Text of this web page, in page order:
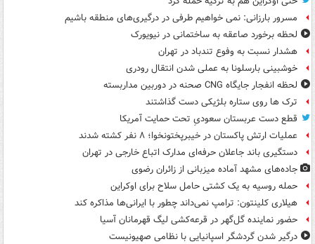
مسرور بارزانی: نمی خواهیم طرفی در درگیری‌های منطقه باشیم
لحظه برخورد صاعقه به ساختمانی در نیویورک
هشدار نسبت به وفوع تندباد در تهران
خوشبینی بارسلونا به عملی شدن انتقال رودری
لحظه انفجار جایگاه CNG صحنه در دوربین مداربسته
ترک ها روی ستاره بلژیکی دست گذاشتند
قطع دست عربستان سعودیِ تحت حمایت آمریکا
عملیات ارتش پاکستان در خیبرپختونخوا؛ ۸ نفر کشته شدند
دستگیری باند جاعلان حرفه‌ای مدارک اتباع خارجی در تهران
جاده‌های مشهد آماده میزبانی از زائران رضوی
حمله روسیه به یک کشتی حامل سلاح برای اوکراین
هیلاری کلینتون: ترامپ نمی‌داند چطور با ایرانی‌ها مذاکره کند
حضور نماینده گل‌گهر در قرعه‌کشی لیگ قهرمانان آسیا
درگیر شدن گردشگر اسپانیایی با نظامی صهیونیست